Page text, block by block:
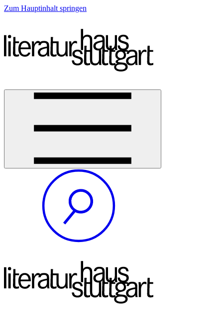
Zum Hauptinhalt springen